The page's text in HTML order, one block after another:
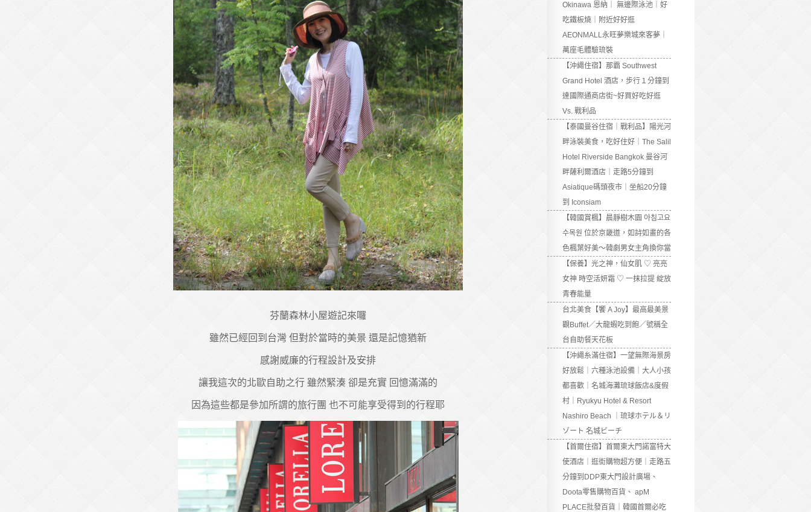
芬蘭森林小屋遊記來囉
雖然已經回到台灣 但對於當時的美景 還是記憶猶新
感謝威廉的行程設計及安排
讓我這次的北歐自助之行 雖然緊湊 卻是充實 回憶滿滿的
因為這些都是參加所謂的旅行團 也不可能享受得到的行程耶
Okinawa 恩納｜ 無邊際泳池｜好
吃鐵板燒｜附近好好逛
AEONMALL永旺夢樂城來客夢｜
萬座毛體驗琉裝
【沖繩住宿】那霸 Southwest
Grand Hotel 酒店，步行１分鐘到
達國際通商店街~好買好吃好逛
Vs. 戰利品
【泰國曼谷住宿｜戰利品】陽光河
畔泳裝美食，吃好住好｜The Salil
Hotel Riverside Bangkok 曼谷河
畔薩利爾酒店｜走路5分鐘到
Asiatique碼頭夜市｜坐船20分鐘
到 Iconsiam
【韓國賞楓】晨靜樹木園 아침고요
수목원 位於京畿道，如詩如畫的各
色楓葉好美～韓劇男女主角換你當
【保養】光之神，仙女肌 ♡ 亮亮
女神 時空活妍霜 ♡ 一抹拉提 綻放
青春能量
台北美食【饗 A Joy】最高最美景
觀Buffet／大龍蝦吃到飽／號稱全
台自助餐天花板
【沖繩糸滿住宿】一望無際海景房
好放鬆｜六種泳池設備｜大人小孩
都喜歡｜名城海灘琉球飯店&度假
村｜Ryukyu Hotel & Resort
Nashiro Beach ｜琉球ホテル＆リ
ゾート 名城ビーチ
【首爾住宿】首爾東大門諾富特大
使酒店｜逛街購物超方便｜走路五
分鐘到DDP東大門設計廣場、
Doota零售購物百貨、 apM
PLACE批發百貨｜韓國首爾必吃